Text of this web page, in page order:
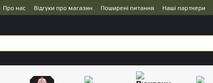
Про нас Відгуки про магазин Поширені питання Наші партнери